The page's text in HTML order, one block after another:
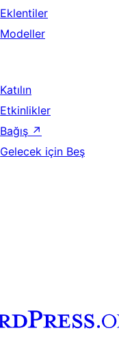
Eklentiler
Modeller
Katılın
Etkinlikler
Bağış ↗
Gelecek için Beş